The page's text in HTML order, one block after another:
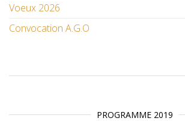
Voeux 2026
Convocation A.G.O
PROGRAMME 2019